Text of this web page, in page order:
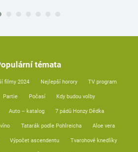
témata
filmy 2024 Nejlepší horory TV program
Partie Počasí Kdy budou volby
Auto – katalog 7 pádů Honzy Dědka
Tatarák podle Pohlreicha Aloe vera
Výpočet ascendentu Tvarohové knedlíky